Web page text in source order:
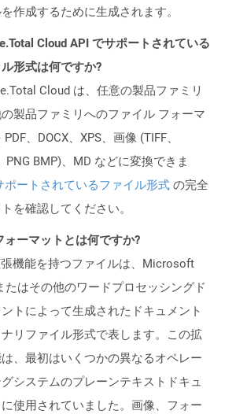
作成するために生成されます。
Cloud API でサポートされている
形式は何ですか?
Cloud は、任意の製品ファミリ
製品ファミリへのファイル フォーマ
PDF、DOCX、XPS、画像 (TIFF、
PNG BMP)、MD などに変換できま
ポートされているファイル形式 の完全
を確認してください。
ォーマットとは何ですか?
機能を持つファイルは、Microsoft
たはその他のワードプロセッシングド
トによって生成されたドキュメント
リファイル形式で表します。この拡
、最初はいくつかの異なるオペレー
システムのプレーンテキストドキュ
使用されていました。画像、フォー